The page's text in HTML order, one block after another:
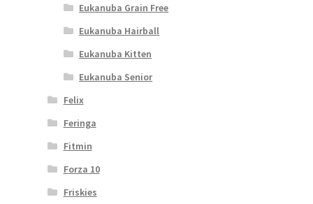
Eukanuba Grain Free
Eukanuba Hairball
Eukanuba Kitten
Eukanuba Senior
Felix
Feringa
Fitmin
Forza 10
Friskies